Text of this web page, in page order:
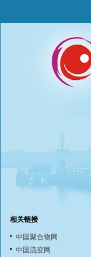
相关链接
中国聚合物网
中国流变网